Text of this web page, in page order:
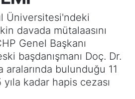
Üniversitesi'ndeki
davada mütalaasını
Genel Başkanı
başdanışmanı Doç. Dr.
aralarında bulunduğu 11
yıla kadar hapis cezası
(Arşiv)